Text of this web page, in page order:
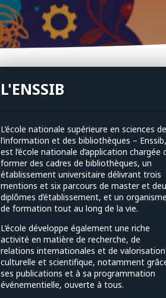
L'ENSSIB
L’école nationale supérieure en sciences de
l’information et des bibliothèques – Enssib,
est l’école nationale d’application chargée
former des cadres de bibliothèques, un
établissement universitaire délivrant trois
mentions et six parcours de master et
diplômes d’établissement, et un organisme
de formation tout au long de la vie.
L’école développe également une riche
activité en matière de recherche, de
relations internationales et de valorisation
culturelle et scientifique, notamment
ses publications et à sa programmation
événementielle, ouverte à tous.